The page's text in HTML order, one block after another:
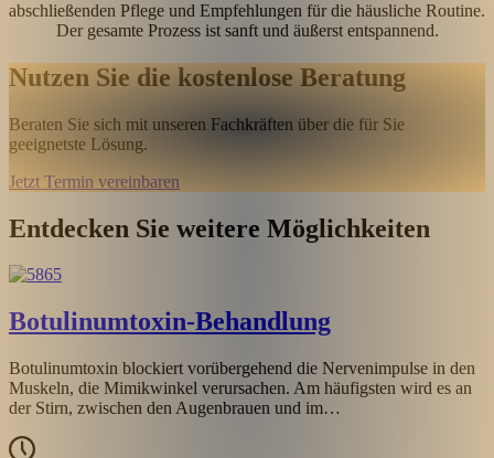
abschließenden Pflege und Empfehlungen für die häusliche Routine.
Der gesamte Prozess ist sanft und äußerst entspannend.
Nutzen Sie die kostenlose Beratung
Beraten Sie sich mit unseren Fachkräften über die für Sie
geeignetste Lösung.
Jetzt Termin vereinbaren
Entdecken Sie weitere Möglichkeiten
Botulinumtoxin-Behandlung
Botulinumtoxin blockiert vorübergehend die Nervenimpulse in den
Muskeln, die Mimikwinkel verursachen. Am häufigsten wird es an
der Stirn, zwischen den Augenbrauen und im…